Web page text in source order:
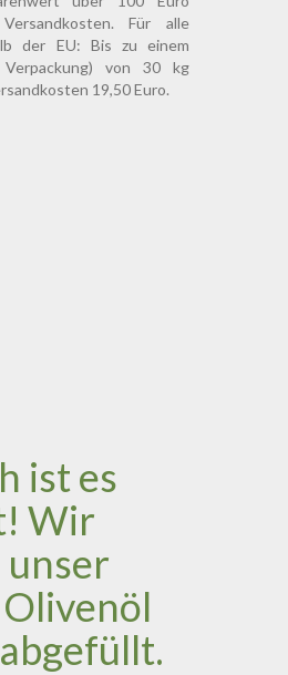
Für alle
der EU: Bis zu einem
von 30 kg
19,50 Euro.
ist es
Wir
unser